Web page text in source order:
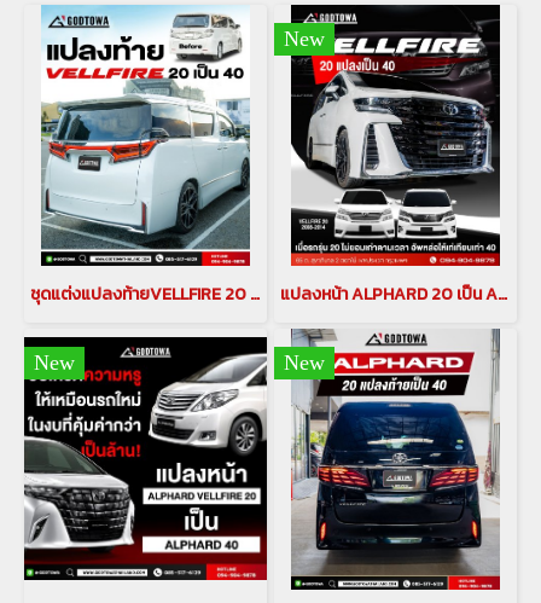
ชุดแต่งแปลงท้ายVELLFIRE 20 เป็น VELLFIRE 2018-2022 แปลงท้ายเวลไฟร์ vellfire face conversion แปลงท้ายเวลไฟร์20เป็น30 ชุดแต่งเวลไฟร์(copy)
New
แปลงหน้า ALPHARD 20 เป็น ALPHARD SC 2018-2020(copy)(copy)
New New